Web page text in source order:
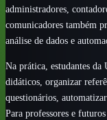
administradores,
comunicadores também
análise de dados e
Na prática, estudantes
didáticos, organizar
questionários,
Para professores e